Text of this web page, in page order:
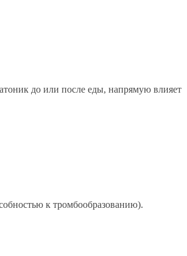
до или после еды, напрямую влияет
к тромбообразованию).